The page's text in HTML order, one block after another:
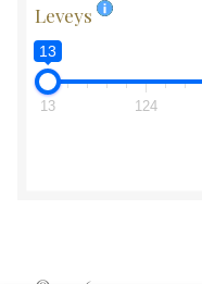
Leveys
13
13 124